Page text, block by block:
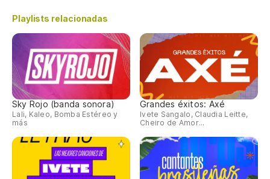
Playlists relacionadas
Sky Rojo (banda sonora)
Lali, Kaleo, Bomba Estéreo y
más
Grandes éxitos: Axé
Ivete Sangalo, Claudia Leitte,
Cheiro de Amor...